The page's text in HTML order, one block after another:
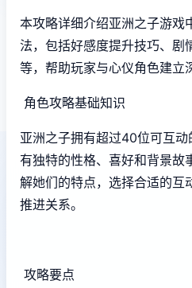
本攻略详细介绍亚洲之子游戏
法，包括好感度提升技巧、剧
等，帮助玩家与心仪角色建立
角色攻略基础知识
亚洲之子拥有超过40位可互
有独特的性格、喜好和背景故
解她们的特点，选择合适的互
推进关系。
攻略要点